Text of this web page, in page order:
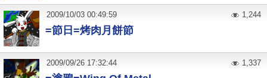
=節日=烤肉月餅節
2009/10/03 00:49:59 1,244
2009/09/26 17:32:44 1,337